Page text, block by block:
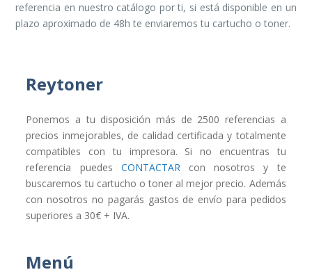
referencia en nuestro catálogo por ti, si está disponible en un
plazo aproximado de 48h te enviaremos tu cartucho o toner.
Reytoner
Ponemos a tu disposición más de 2500 referencias a
precios inmejorables, de calidad certificada y totalmente
compatibles con tu impresora. Si no encuentras tu
referencia puedes CONTACTARcon nosotros y te
buscaremos tu cartucho o toner al mejor precio. Además
con nosotros no pagarás gastos de envío para pedidos
superiores a 30€ + IVA.
Menú